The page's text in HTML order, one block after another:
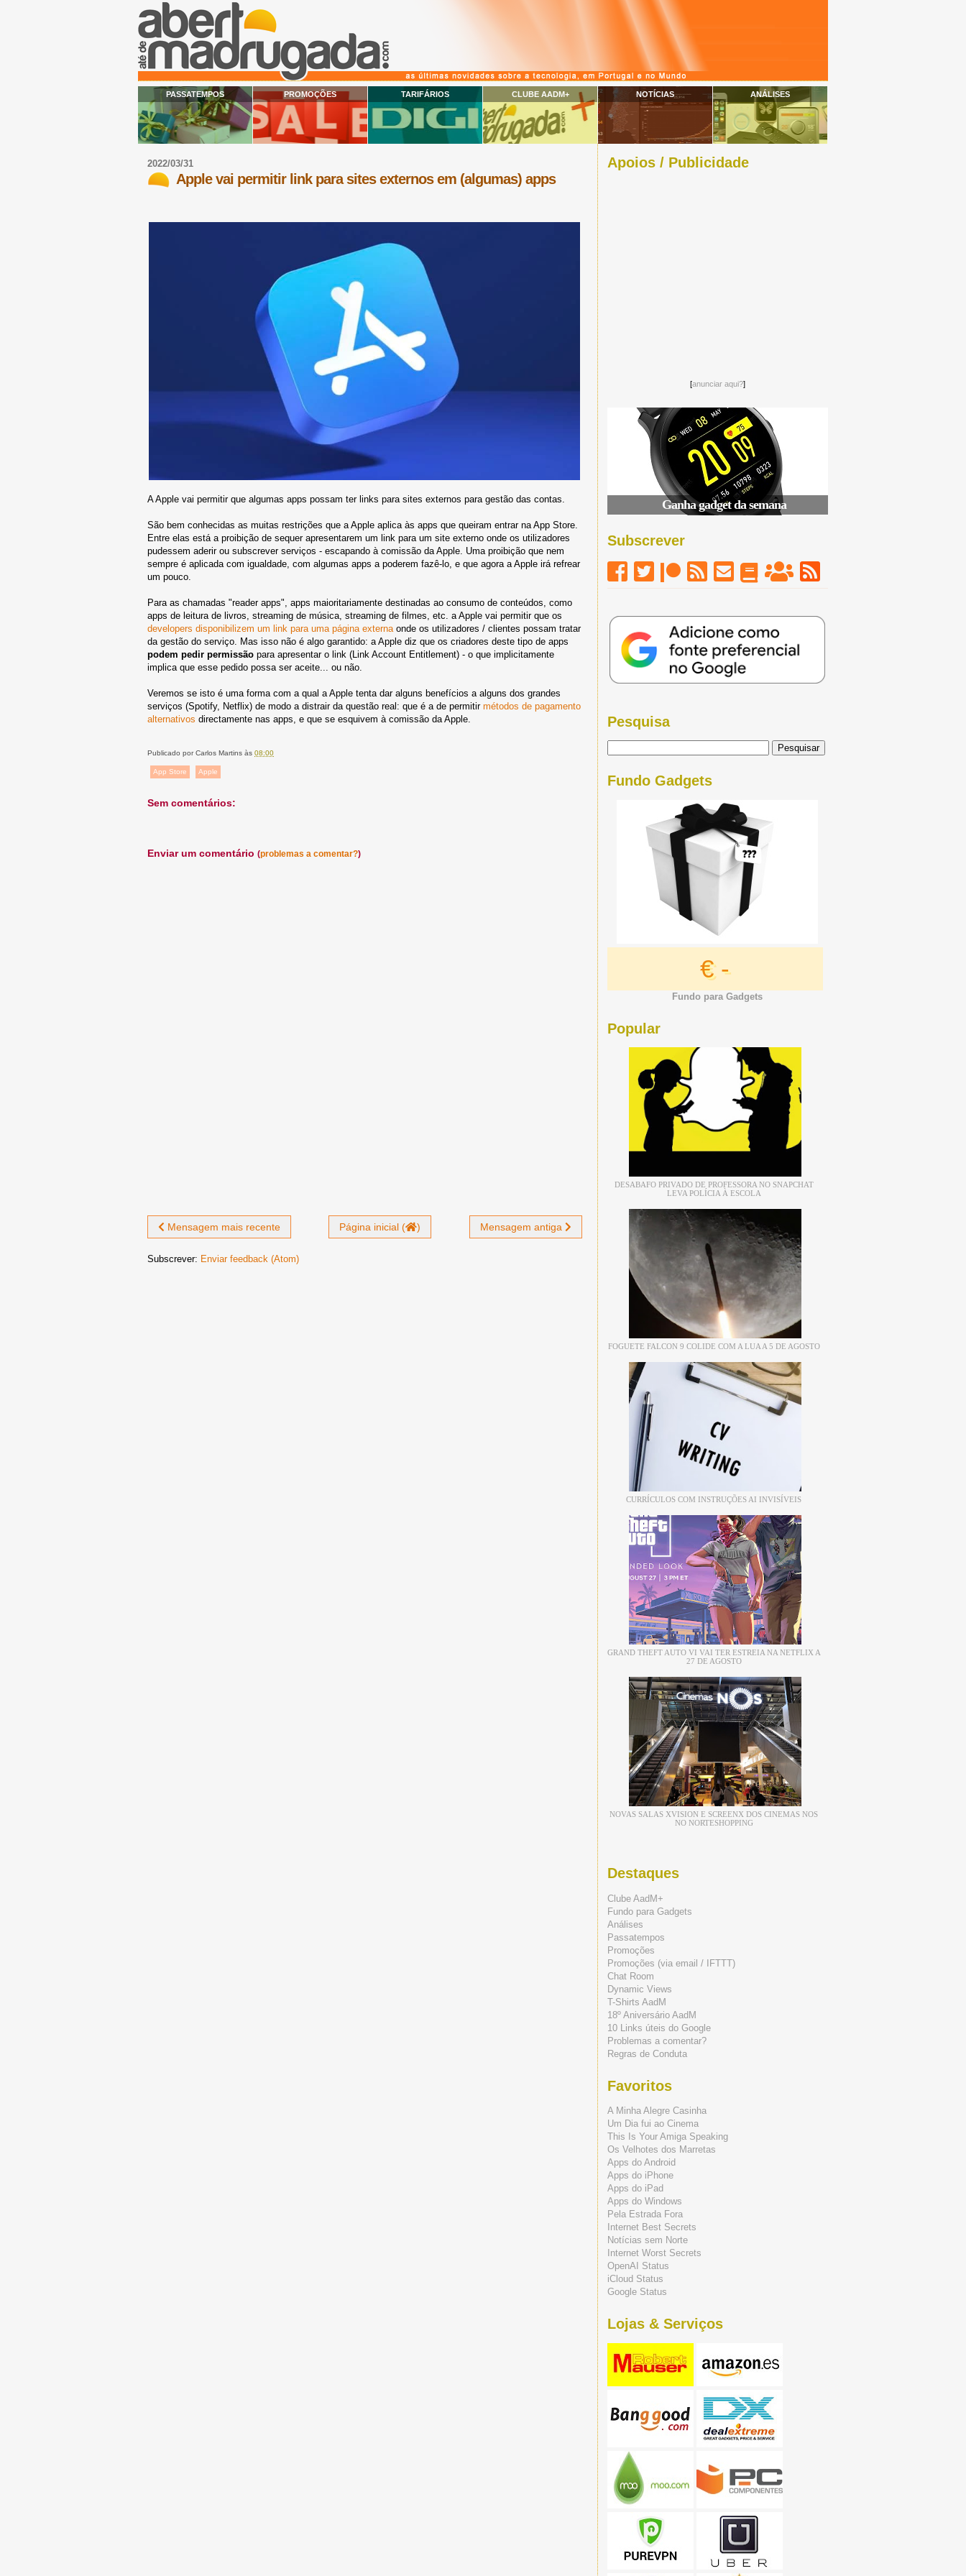
PASSATEMPOS PROMOÇÕES TARIFÁRIOS CLUBE AADM+ NOTÍCIAS ANÁLISES
2022/03/31
Apple vai permitir link para sites externos em (algumas) apps
A Apple vai permitir que algumas apps possam ter links para sites externos para gestão das contas.
São bem conhecidas as muitas restrições que a Apple aplica às apps que queiram entrar na App Store.
Entre elas está a proibição de sequer apresentarem um link para um site externo onde os utilizadores
pudessem aderir ou subscrever serviços - escapando à comissão da Apple. Uma proibição que nem
sempre é aplicada com igualdade, com algumas apps a poderem fazê-lo, e que agora a Apple irá refrear
um pouco.
Para as chamadas "reader apps", apps maioritariamente destinadas ao consumo de conteúdos, como
apps de leitura de livros, streaming de música, streaming de filmes, etc. a Apple vai permitir que os
developers disponibilizem um link para uma página externa onde os utilizadores / clientes possam tratar
da gestão do serviço. Mas isso não é algo garantido: a Apple diz que os criadores deste tipo de apps
podem pedir permissão para apresentar o link (Link Account Entitlement) - o que implicitamente
implica que esse pedido possa ser aceite... ou não.
Veremos se isto é uma forma com a qual a Apple tenta dar alguns benefícios a alguns dos grandes
serviços (Spotify, Netflix) de modo a distrair da questão real: que é a de permitir métodos de pagamento
alternativos directamente nas apps, e que se esquivem à comissão da Apple.
Publicado porCarlos Martins às 08:00
App Store Apple
Sem comentários:
Enviar um comentário (problemas a comentar?)
Mensagem mais recente Mensagem antiga
Página inicial ( )
Subscrever: Enviar feedback (Atom)
Apoios / Publicidade
[anunciar aqui?]
Ganha gadget da semana
Subscrever
Pesquisa
Fundo Gadgets
€ -
Fundo para Gadgets
Popular
DESABAFO PRIVADO DE PROFESSORA NO SNAPCHAT
LEVA POLÍCIA À ESCOLA
FOGUETE FALCON 9 COLIDE COM A LUA A 5 DE AGOSTO
CURRÍCULOS COM INSTRUÇÕES AI INVISÍVEIS
GRAND THEFT AUTO VI VAI TER ESTREIA NA NETFLIX A
27 DE AGOSTO
NOVAS SALAS XVISION E SCREENX DOS CINEMAS NOS
NO NORTESHOPPING
Destaques
Clube AadM+
Fundo para Gadgets
Análises
Passatempos
Promoções
Promoções (via email / IFTTT)
Chat Room
Dynamic Views
T-Shirts AadM
18º Aniversário AadM
10 Links úteis do Google
Problemas a comentar?
Regras de Conduta
Favoritos
A Minha Alegre Casinha
Um Dia fui ao Cinema
This Is Your Amiga Speaking
Os Velhotes dos Marretas
Apps do Android
Apps do iPhone
Apps do iPad
Apps do Windows
Pela Estrada Fora
Internet Best Secrets
Notícias sem Norte
Internet Worst Secrets
OpenAI Status
iCloud Status
Google Status
Lojas & Serviços